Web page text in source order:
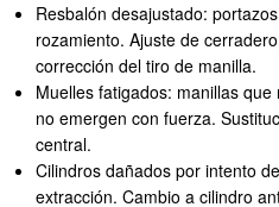
Resbalón desajustado:
rozamiento. Ajuste de
corrección del tiro de manilla.
Muelles fatigados: manillas
no emergen con fuerza.
central.
Cilindros dañados por intento
extracción. Cambio a cilindro